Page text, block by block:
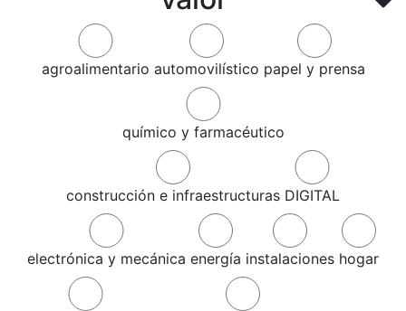
agroalimentario automovilístico papel y prensa
químico y farmacéutico
construcción e infraestructuras DIGITAL
electrónica y mecánica energía instalaciones hogar